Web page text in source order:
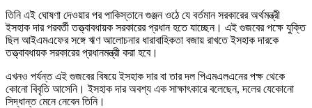
তিনি এই ঘোষণা দেওয়ার পর পাকিস্তানে গুঞ্জন ওঠে যে বর্তমান সরকারের অর্থমন্ত্রী
ইসহাক দার পরবর্তী তত্ত্বাবধায়ক সরকারের প্রধান হতে যাচ্ছেন। এই গুজবের পক্ষে যুক্তি
ছিল আইএমএফের সঙ্গে ঋণ আলোচনার ধারাবাহিকতা বজায় রাখতে ইসহাক দারকে
তত্ত্বাবধায়ক সরকারের প্রধানমন্ত্রী করা হবে।
এখনও পর্যন্ত এই গুজবের বিষয়ে ইসহাক দার বা তার দল পিএমএলএনের পক্ষ থেকে
কোনো বিবৃতি আসেনি। ইসহাক দার অবশ্য এক সাক্ষাৎকারে বলেছেন, দলের যেকোনো
সিদ্ধান্ত মেনে নেবেন তিনি।